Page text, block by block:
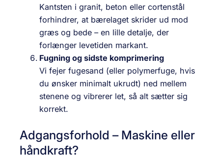
Kantsten i granit, beton eller cortenstål
forhindrer, at bærelaget skrider ud mod
græs og bede – en lille detalje, der
forlænger levetiden markant.
Fugning og sidste komprimering
Vi fejer fugesand (eller polymerfuge, hvis
du ønsker minimalt ukrudt) ned mellem
stenene og vibrerer let, så alt sætter sig
korrekt.
Adgangsforhold – Maskine eller
håndkraft?